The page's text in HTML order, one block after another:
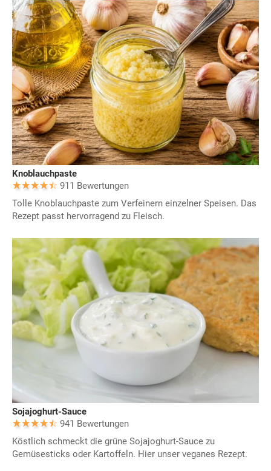
Knoblauchpaste
911 Bewertungen
Tolle Knoblauchpaste zum Verfeinern einzelner Speisen. Das
Rezept passt hervorragend zu Fleisch.
Sojajoghurt-Sauce
941 Bewertungen
Köstlich schmeckt die grüne Sojajoghurt-Sauce zu
Gemüsesticks oder Kartoffeln. Hier unser veganes Rezept.